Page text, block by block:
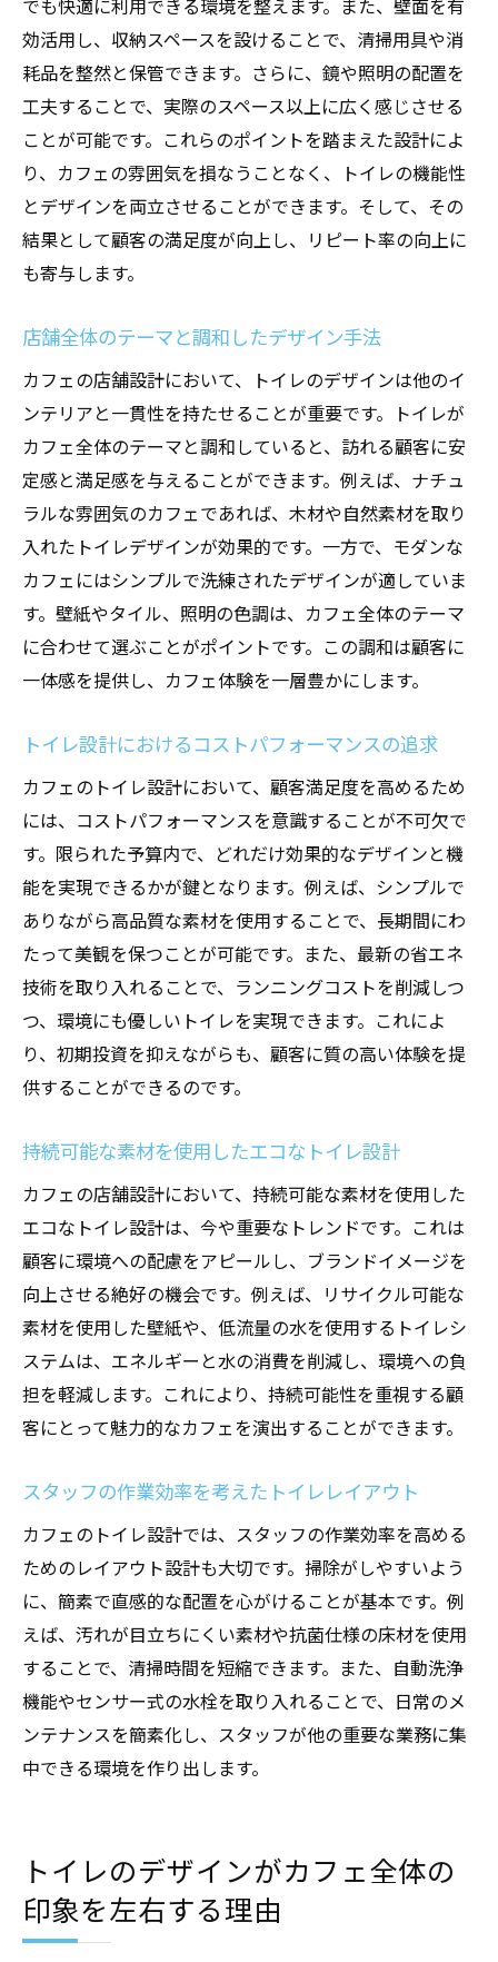
でも快適に利用できる環境を整えます。また、壁面を有
効活用し、収納スペースを設けることで、清掃用具や消
耗品を整然と保管できます。さらに、鏡や照明の配置を
工夫することで、実際のスペース以上に広く感じさせる
ことが可能です。これらのポイントを踏まえた設計によ
り、カフェの雰囲気を損なうことなく、トイレの機能性
とデザインを両立させることができます。そして、その
結果として顧客の満足度が向上し、リピート率の向上に
も寄与します。
店舗全体のテーマと調和したデザイン手法
カフェの店舗設計において、トイレのデザインは他のイ
ンテリアと一貫性を持たせることが重要です。トイレが
カフェ全体のテーマと調和していると、訪れる顧客に安
定感と満足感を与えることができます。例えば、ナチュ
ラルな雰囲気のカフェであれば、木材や自然素材を取り
入れたトイレデザインが効果的です。一方で、モダンな
カフェにはシンプルで洗練されたデザインが適していま
す。壁紙やタイル、照明の色調は、カフェ全体のテーマ
に合わせて選ぶことがポイントです。この調和は顧客に
一体感を提供し、カフェ体験を一層豊かにします。
トイレ設計におけるコストパフォーマンスの追求
カフェのトイレ設計において、顧客満足度を高めるため
には、コストパフォーマンスを意識することが不可欠で
す。限られた予算内で、どれだけ効果的なデザインと機
能を実現できるかが鍵となります。例えば、シンプルで
ありながら高品質な素材を使用することで、長期間にわ
たって美観を保つことが可能です。また、最新の省エネ
技術を取り入れることで、ランニングコストを削減しつ
つ、環境にも優しいトイレを実現できます。これによ
り、初期投資を抑えながらも、顧客に質の高い体験を提
供することができるのです。
持続可能な素材を使用したエコなトイレ設計
カフェの店舗設計において、持続可能な素材を使用した
エコなトイレ設計は、今や重要なトレンドです。これは
顧客に環境への配慮をアピールし、ブランドイメージを
向上させる絶好の機会です。例えば、リサイクル可能な
素材を使用した壁紙や、低流量の水を使用するトイレシ
ステムは、エネルギーと水の消費を削減し、環境への負
担を軽減します。これにより、持続可能性を重視する顧
客にとって魅力的なカフェを演出することができます。
スタッフの作業効率を考えたトイレレイアウト
カフェのトイレ設計では、スタッフの作業効率を高める
ためのレイアウト設計も大切です。掃除がしやすいよう
に、簡素で直感的な配置を心がけることが基本です。例
えば、汚れが目立ちにくい素材や抗菌仕様の床材を使用
することで、清掃時間を短縮できます。また、自動洗浄
機能やセンサー式の水栓を取り入れることで、日常のメ
ンテナンスを簡素化し、スタッフが他の重要な業務に集
中できる環境を作り出します。
トイレのデザインがカフェ全体の
印象を左右する理由